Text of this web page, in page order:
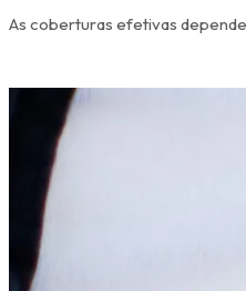
As coberturas efetivas